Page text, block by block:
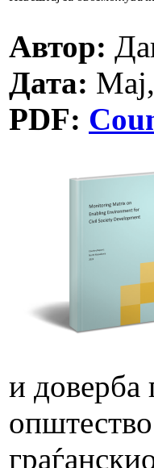
Автор:
Дата:
PDF:
и доверба